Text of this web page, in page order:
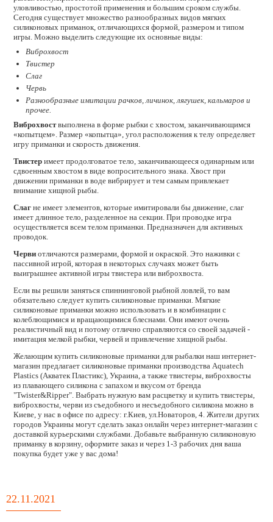
уловливостью, простотой применения и большим сроком службы.
Сегодня существует множество разнообразных видов мягких
силиконовых приманок, отличающихся формой, размером и типом
игры. Можно выделить следующие их основные виды:
Виброхвост
Твистер
Слаг
Червь
Разнообразные имитации рачков, личинок, лягушек, кальмаров и
прочее.
Виброхвоствыполнена в форме рыбки с хвостом, заканчивающимся
«копытцем». Размер «копытца», угол расположения к телу определяет
игру приманки и скорость движения.
Твистеримеет продолговатое тело, заканчивающееся одинарным или
сдвоенным хвостом в виде вопросительного знака. Хвост при
движении приманки в воде вибрирует и тем самым привлекает
внимание хищной рыбы.
Слагне имеет элементов, которые имитировали бы движение, слаг
имеет длинное тело, разделенное на секции. При проводке игра
осуществляется всем телом приманки. Предназначен для активных
проводок.
Червиотличаются размерами, формой и окраской. Это наживки с
пассивной игрой, которая в некоторых случаях может быть
выигрышнее активной игры твистера или виброхвоста.
Если вы решили заняться спиннинговой рыбной ловлей, то вам
обязательно следует купить силиконовые приманки. Мягкие
силиконовые приманки можно использовать и в комбинации с
колеблющимися и вращающимися блеснами. Они имеют очень
реалистичный вид и потому отлично справляются со своей задачей -
имитация мелкой рыбки, червей и привлечение хищной рыбы.
Желающим купить силиконовые приманки для рыбалки наш интернет-
магазин предлагает силиконовые приманки производства Aquatech
Plastics (Акватек Пластикс), Украина, а также твистеры, виброхвосты
из плавающего силикона с запахом и вкусом от бренда
"Twister&Ripper". Выбрать нужную вам расцветку и купить твистеры,
виброхвосты, черви из съедобного и несъедобного силикона можно в
Киеве, у нас в офисе по адресу: г.Киев, ул.Новаторов, 4. Жители других
городов Украины могут сделать заказ онлайн через интернет-магазин с
доставкой курьерскими службами. Добавьте выбранную силиконовую
приманку в корзину, оформите заказ и через 1-3 рабочих дня ваша
покупка будет уже у вас дома!
22.11.2021